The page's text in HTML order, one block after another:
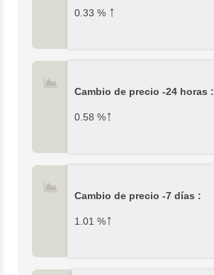
0.33 % ↑
Cambio de precio -24 horas :
0.58 %↑
Cambio de precio -7 días :
1.01 %↑